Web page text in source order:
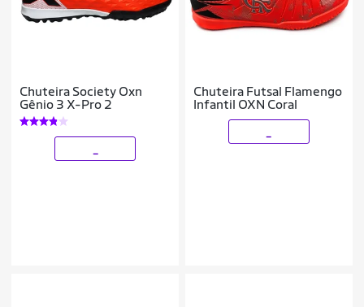
Chuteira Society Oxn
Gênio 3 X-Pro 2
Chuteira Futsal Flamengo
Infantil OXN Coral